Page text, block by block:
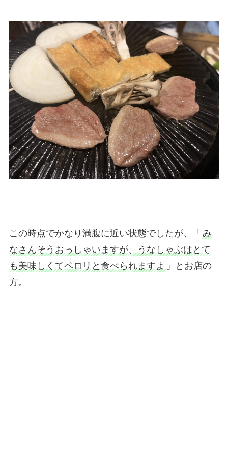
この時点でかなり満腹に近い状態でしたが、「 み
なさんそうおっしゃいますが、うなしゃぶはとて
も美味しくてペロリと食べられますよ 」とお店の
方。